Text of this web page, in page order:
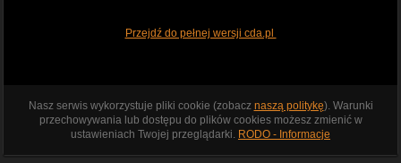
Przejdź do pełnej wersji cda.pl
Nasz serwis wykorzystuje pliki cookie (zobacz naszą politykę). Warunki
przechowywania lub dostępu do plików cookies możesz zmienić w
ustawieniach Twojej przeglądarki. RODO - Informacje